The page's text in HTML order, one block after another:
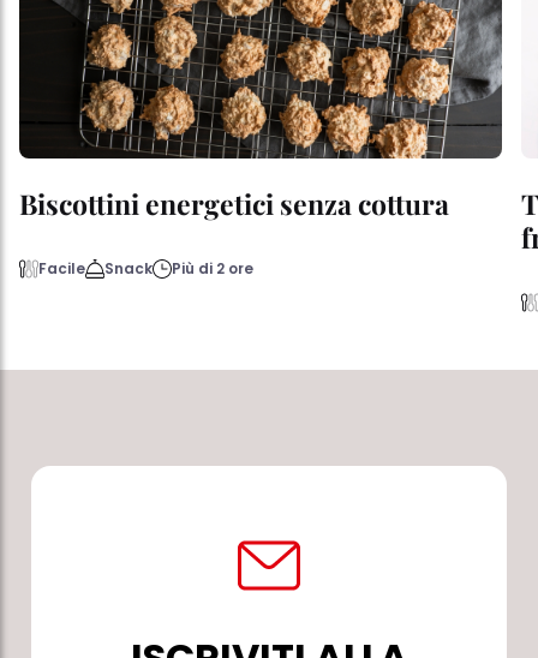
Biscottini energetici senza cottura
Facile Snack Più di 2 ore